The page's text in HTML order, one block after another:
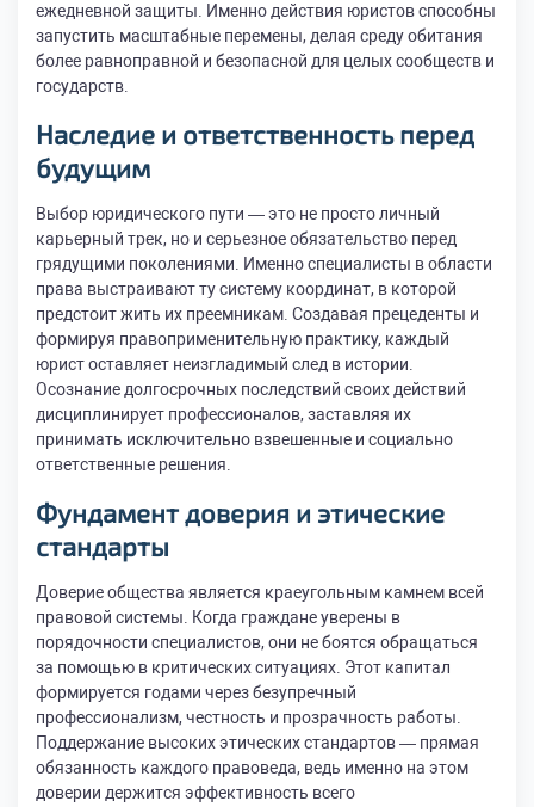
ежедневной защиты. Именно действия юристов способны
запустить масштабные перемены, делая среду обитания
более равноправной и безопасной для целых сообществ и
государств.
Наследие и ответственность перед
будущим
Выбор юридического пути — это не просто личный
карьерный трек, но и серьезное обязательство перед
грядущими поколениями. Именно специалисты в области
права выстраивают ту систему координат, в которой
предстоит жить их преемникам. Создавая прецеденты и
формируя правоприменительную практику, каждый
юрист оставляет неизгладимый след в истории.
Осознание долгосрочных последствий своих действий
дисциплинирует профессионалов, заставляя их
принимать исключительно взвешенные и социально
ответственные решения.
Фундамент доверия и этические
стандарты
Доверие общества является краеугольным камнем всей
правовой системы. Когда граждане уверены в
порядочности специалистов, они не боятся обращаться
за помощью в критических ситуациях. Этот капитал
формируется годами через безупречный
профессионализм, честность и прозрачность работы.
Поддержание высоких этических стандартов — прямая
обязанность каждого правоведа, ведь именно на этом
доверии держится эффективность всего